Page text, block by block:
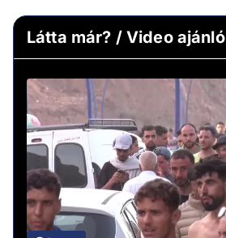
Látta már? / Video ajánló